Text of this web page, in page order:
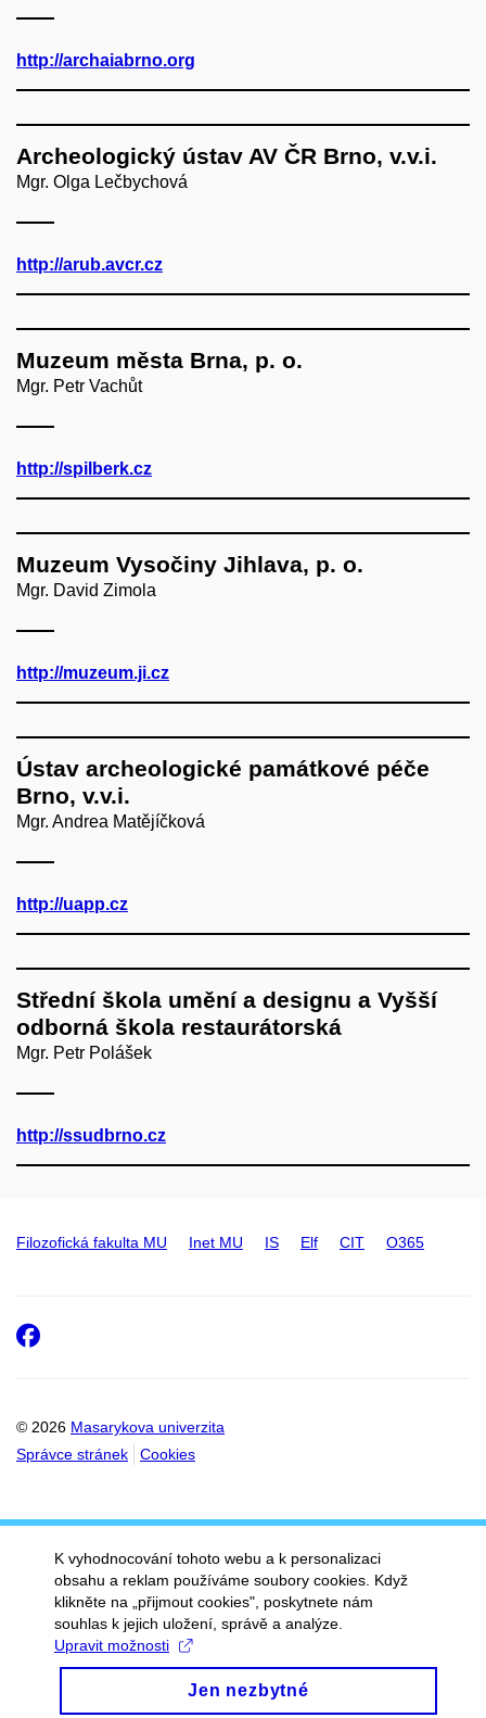
http://archaiabrno.org
Archeologický ústav AV ČR Brno, v.v.i.
Mgr. Olga Lečbychová
http://arub.avcr.cz
Muzeum města Brna, p. o.
Mgr. Petr Vachůt
http://spilberk.cz
Muzeum Vysočiny Jihlava, p. o.
Mgr. David Zimola
http://muzeum.ji.cz
Ústav archeologické památkové péče
Brno, v.v.i.
Mgr. Andrea Matějíčková
http://uapp.cz
Střední škola umění a designu a Vyšší
odborná škola restaurátorská
Mgr. Petr Polášek
http://ssudbrno.cz
Filozofická fakulta MU Inet MU IS Elf CIT O365
© 2026 Masarykova univerzita
Správce stránek
Cookies
Facebook
K vyhodnocování tohoto webu a k personalizaci
obsahu a reklam používáme soubory cookies. Když
klikněte na „přijmout cookies", poskytnete nám
souhlas k jejich uložení, správě a analýze.
Upravit možnosti
Jen nezbytné